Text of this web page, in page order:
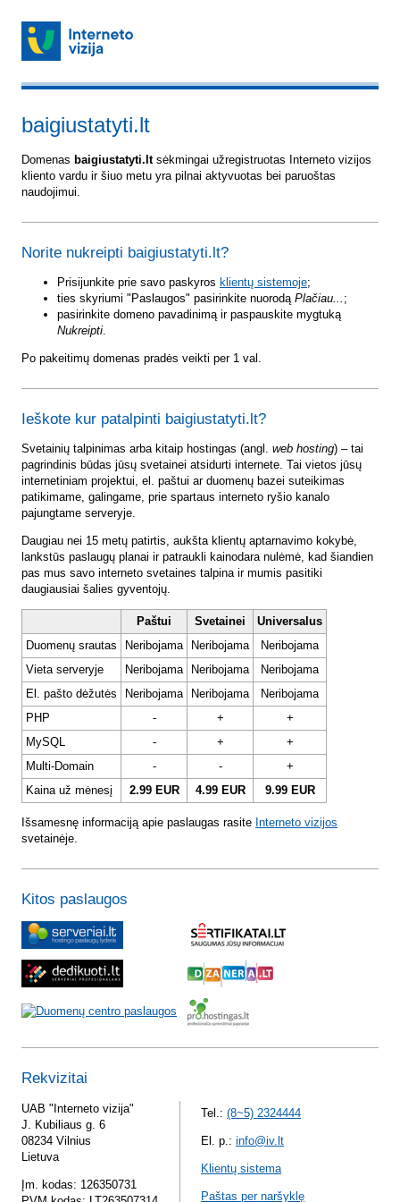
baigiustatyti.lt
Domenas baigiustatyti.ltsėkmingai užregistruotas Interneto vizijos
kliento vardu ir šiuo metu yra pilnai aktyvuotas bei paruoštas
naudojimui.
Norite nukreipti baigiustatyti.lt?
Prisijunkite prie savo paskyros klientų sistemoje;
ties skyriumi "Paslaugos" pasirinkite nuorodą Plačiau... ;
pasirinkite domeno pavadinimą ir paspauskite mygtuką
Nukreipti.
Po pakeitimų domenas pradės veikti per 1 val.
Ieškote kur patalpinti baigiustatyti.lt?
Svetainių talpinimas arba kitaip hostingas (angl. web hosting) – tai
pagrindinis būdas jūsų svetainei atsidurti internete. Tai vietos jūsų
internetiniam projektui, el. paštui ar duomenų bazei suteikimas
patikimame, galingame, prie spartaus interneto ryšio kanalo
pajungtame serveryje.
Daugiau nei 15 metų patirtis, aukšta klientų aptarnavimo kokybė,
lankstūs paslaugų planai ir patraukli kainodara nulėmė, kad šiandien
pas mus savo interneto svetaines talpina ir mumis pasitiki
daugiausiai šalies gyventojų.
Paštui Svetainei
Universalus
Duomenų srautas
Neribojama Neribojama
Neribojama
Vieta serveryje
Neribojama Neribojama
Neribojama
El. pašto dėžutės
Neribojama Neribojama
Neribojama
PHP
- +
+
MySQL
- +
+
Multi-Domain
- -
+
Kaina už mėnesį
2.99 EUR 4.99 EUR 9.99 EUR
Išsamesnę informaciją apie paslaugas rasite Interneto vizijos
svetainėje.
Kitos paslaugos
Rekvizitai
UAB "Interneto vizija"
J. Kubiliaus g. 6
08234 Vilnius
Lietuva
Įm. kodas: 126350731
Tel.: (8~5) 2324444
El. p.: info@iv.lt
Klientų sistema
Paštas per naršyklę